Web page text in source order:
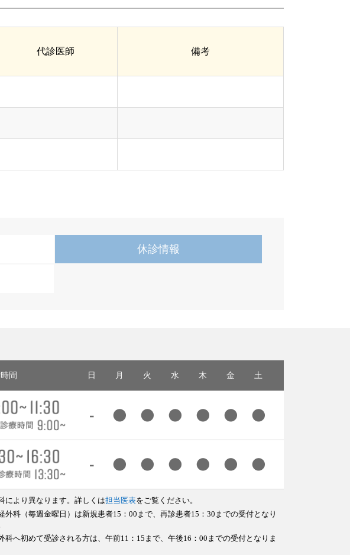
代診医師 備考
休診情報
間 日 月 火 水 木 金 土
により異なります。詳しくは担当医表をご覧ください。
外科（毎週金曜日）は新規患者15：00まで、再診患者15：30までの受付となり
科へ初めて受診される方は、午前11：15まで、午後16：00までの受付となりま